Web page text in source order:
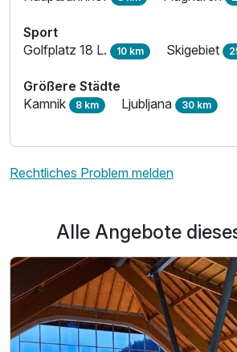
Sport
Golfplatz 18 L. 10 km Skigebiet
Größere Städte
Kamnik 8 km Ljubljana 30 km
Rechtliches Problem melden
Alle Angebote